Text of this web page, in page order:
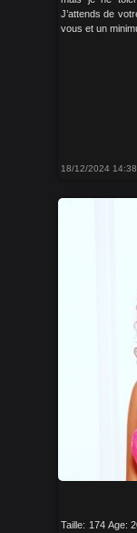
J’attends de
vous et un
18/12/2024 14:38
Taille: 174 Age: